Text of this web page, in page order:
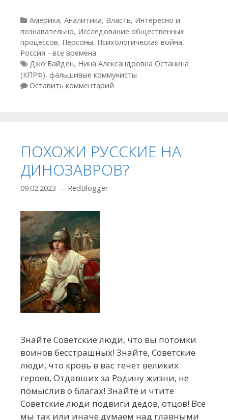
Рубрики
Америка, Аналитика, Власть, Интересно и
познавательно, Исследование общественных
процессов, Персоны, Психологическая война,
Россия - все времена
Метки
Джо Байден, Нина Александровна Останина
(КПРФ), фальшивые коммунисты
Оставить комментарий
ПОХОЖИ РУССКИЕ НА
ДИНОЗАВРОВ?
09.02.2023 — RedBlogger
Знайте Советские люди, что вы потомки
воинов бесстрашных! Знайте, Советские
люди, что кровь в вас течет великих
героев, Отдавших за Родину жизни, не
помыслив о благах! Знайте и чтите
Советские люди подвиги дедов, отцов! Все
мы так или иначе думаем над главными